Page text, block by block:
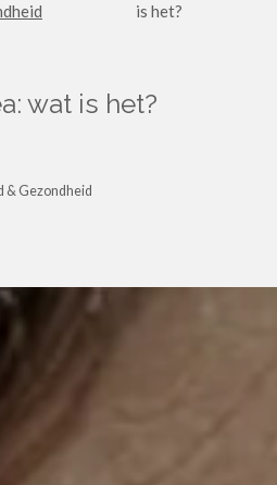
is het?
wat is het?
& Gezondheid